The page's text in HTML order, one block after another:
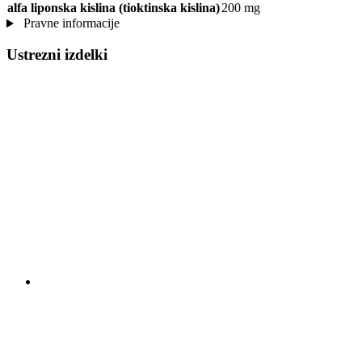
alfa liponska kislina (tioktinska kislina)200 mg
Pravne informacije
Ustrezni izdelki